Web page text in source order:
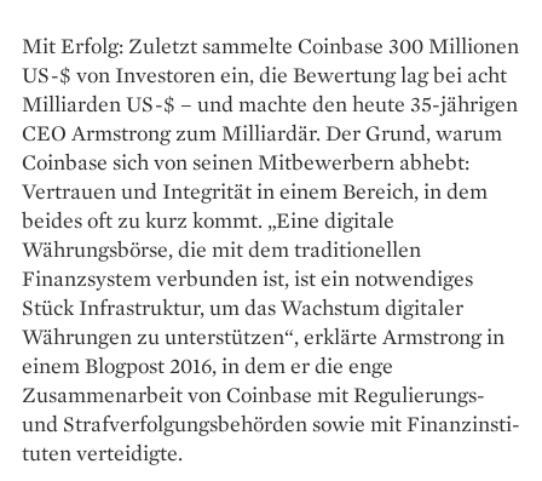
Mit Erfolg: Zuletzt sammelte Coinbase 300 Millionen
US-$ von Investoren ein, die Bewertung lag bei acht
Milliarden US-$ – und machte den heute 35-jährigen
CEO Armstrong zum Milliardär. Der Grund, warum
Coinbase sich von seinen Mitbewerbern abhebt:
Vertrauen und Integrität in einem Bereich, in dem
beides oft zu kurz kommt. „Eine digitale
Währungsbörse, die mit dem traditionellen
Finanzsystem verbunden ist, ist ein notwendiges
Stück Infrastruktur, um das Wachstum digitaler
Währungen zu unterstützen“, erklärte Armstrong in
einem Blogpost 2016, in dem er die enge
Zusammenarbeit von Coinbase mit Regulierungs-
und Strafverfolgungsbehörden sowie mit Finanzinsti­
tuten verteidigte.